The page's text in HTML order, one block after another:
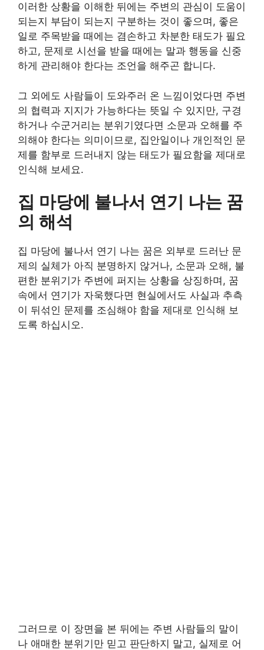
이러한 상황을 이해한 뒤에는 주변의 관심이 도움이
되는지 부담이 되는지 구분하는 것이 좋으며, 좋은
일로 주목받을 때에는 겸손하고 차분한 태도가 필요
하고, 문제로 시선을 받을 때에는 말과 행동을 신중
하게 관리해야 한다는 조언을 해주곤 합니다.
그 외에도 사람들이 도와주러 온 느낌이었다면 주변
의 협력과 지지가 가능하다는 뜻일 수 있지만, 구경
하거나 수군거리는 분위기였다면 소문과 오해를 주
의해야 한다는 의미이므로, 집안일이나 개인적인 문
제를 함부로 드러내지 않는 태도가 필요함을 제대로
인식해 보세요.
집 마당에 불나서 연기 나는 꿈
의 해석
집 마당에 불나서 연기 나는 꿈은 외부로 드러난 문
제의 실체가 아직 분명하지 않거나, 소문과 오해, 불
편한 분위기가 주변에 퍼지는 상황을 상징하며, 꿈
속에서 연기가 자욱했다면 현실에서도 사실과 추측
이 뒤섞인 문제를 조심해야 함을 제대로 인식해 보
도록 하십시오.
그러므로 이 장면을 본 뒤에는 주변 사람들의 말이
나 애매한 분위기만 믿고 판단하지 말고, 실제로 어